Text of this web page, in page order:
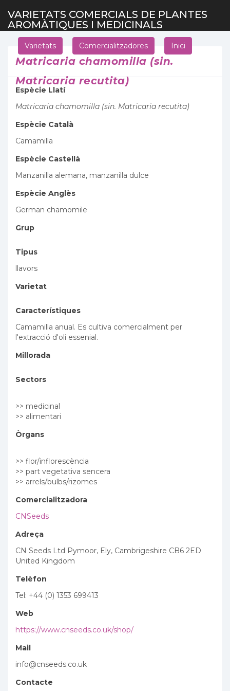
VARIETATS COMERCIALS DE PLANTES
AROMÀTIQUES I MEDICINALS
Varietats Comercialitzadores Inici
Matricaria chamomilla (sin.
Matricaria recutita)
Espècie Llatí
Matricaria chamomilla (sin. Matricaria recutita)
Espècie Català
Camamilla
Espècie Castellà
Manzanilla alemana, manzanilla dulce
Espècie Anglès
German chamomile
Grup
Tipus
llavors
Varietat
Característiques
Camamilla anual. Es cultiva comercialment per
l'extracció d'oli essenial.
Millorada
Sectors
>> medicinal
>> alimentari
Òrgans
>> flor/inflorescència
>> part vegetativa sencera
>> arrels/bulbs/rizomes
Comercialitzadora
CNSeeds
Adreça
CN Seeds Ltd Pymoor, Ely, Cambrigeshire CB6 2ED
United Kingdom
Telèfon
Tel: +44 (0) 1353 699413
Web
https://www.cnseeds.co.uk/shop/
Mail
info@cnseeds.co.uk
Contacte